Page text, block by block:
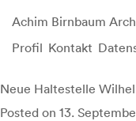
Achim Birnbaum
Profil Kontakt
Skip
content
Neue Haltestelle
Posted on 13.